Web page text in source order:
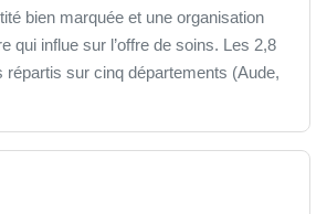
bien marquée et une organisation
qui influe sur l’offre de soins. Les 2,8
répartis sur cinq départements (Aude,